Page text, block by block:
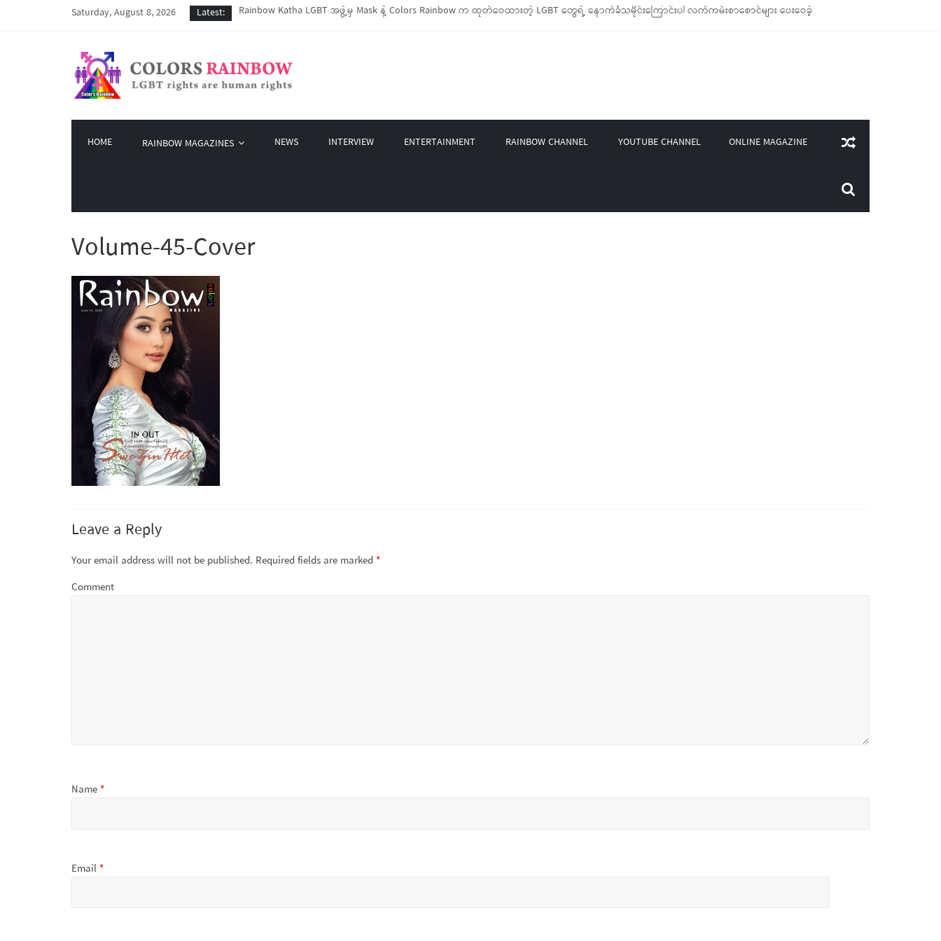
Saturday, August 8, 2026 Latest:
Rainbow Katha LGBT အဖွဲ့မှ Mask နဲ့ Colors Rainbow က ထုတ်ဝေထားတဲ့ LGBT တွေရဲ့ နောက်ခံသမိုင်းကြောင်းပါ လက်ကမ်းစာစောင်များ ပေးဝေခဲ့
COVID-19 ကာလအတွင်း LGBTIQ အိမ်ထောင်စု (၁၀၀၀)ကျော်ကို ကျပ်သိန်းပေါင်း(၄၀၀)ကျော်တန်ဖိုးရှိ မီးဖိုချောင်သုံး ကုန်ပစ္စည်းများ ထောက်ပံ့ခဲ့
Colors Rainbow မှ စက်တင်ဘာလအတွင်း အွန်လိုင်းသင်တန်းနှစ်ခု ဖွင့်လှစ်ပေးနိုင်ခဲ့
HOME RAINBOW MAGAZINES NEWS INTERVIEW ENTERTAINMENT RAINBOW CHANNEL YOUTUBE CHANNEL ONLINE MAGAZINE
Volume-45-Cover
Leave a Reply
Your email address will not be published. Required fields are marked *
Comment
Name *
Email *